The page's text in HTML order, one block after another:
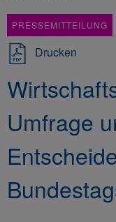
PRESSEMITTEILUNG
Drucken
Umfrage